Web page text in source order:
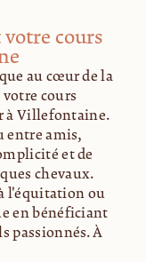
cours
au cœur de la
cours
à Villefontaine.
entre amis,
et de
chevaux.
l'équitation ou
en bénéficiant
passionnés. À